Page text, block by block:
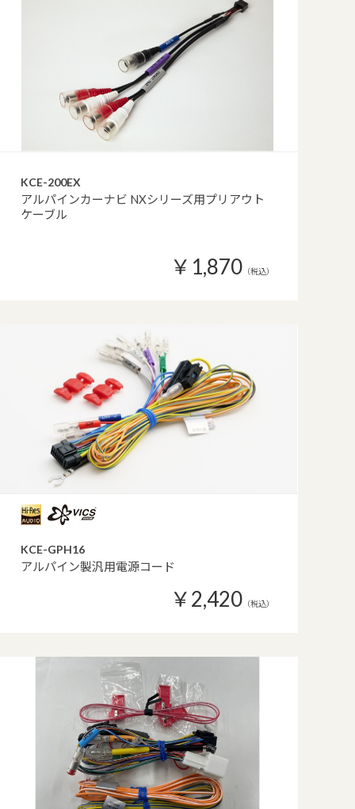
KCE-200EX
アルパインカーナビ NXシリーズ用プリアウト
ケーブル
￥1,870 （税込）
KCE-GPH16
アルパイン製汎用電源コード
￥2,420 （税込）